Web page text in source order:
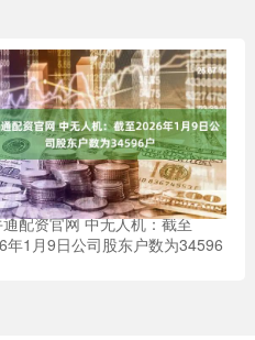
通配资官网 中无人机：截至
年1月9日公司股东户数为34596